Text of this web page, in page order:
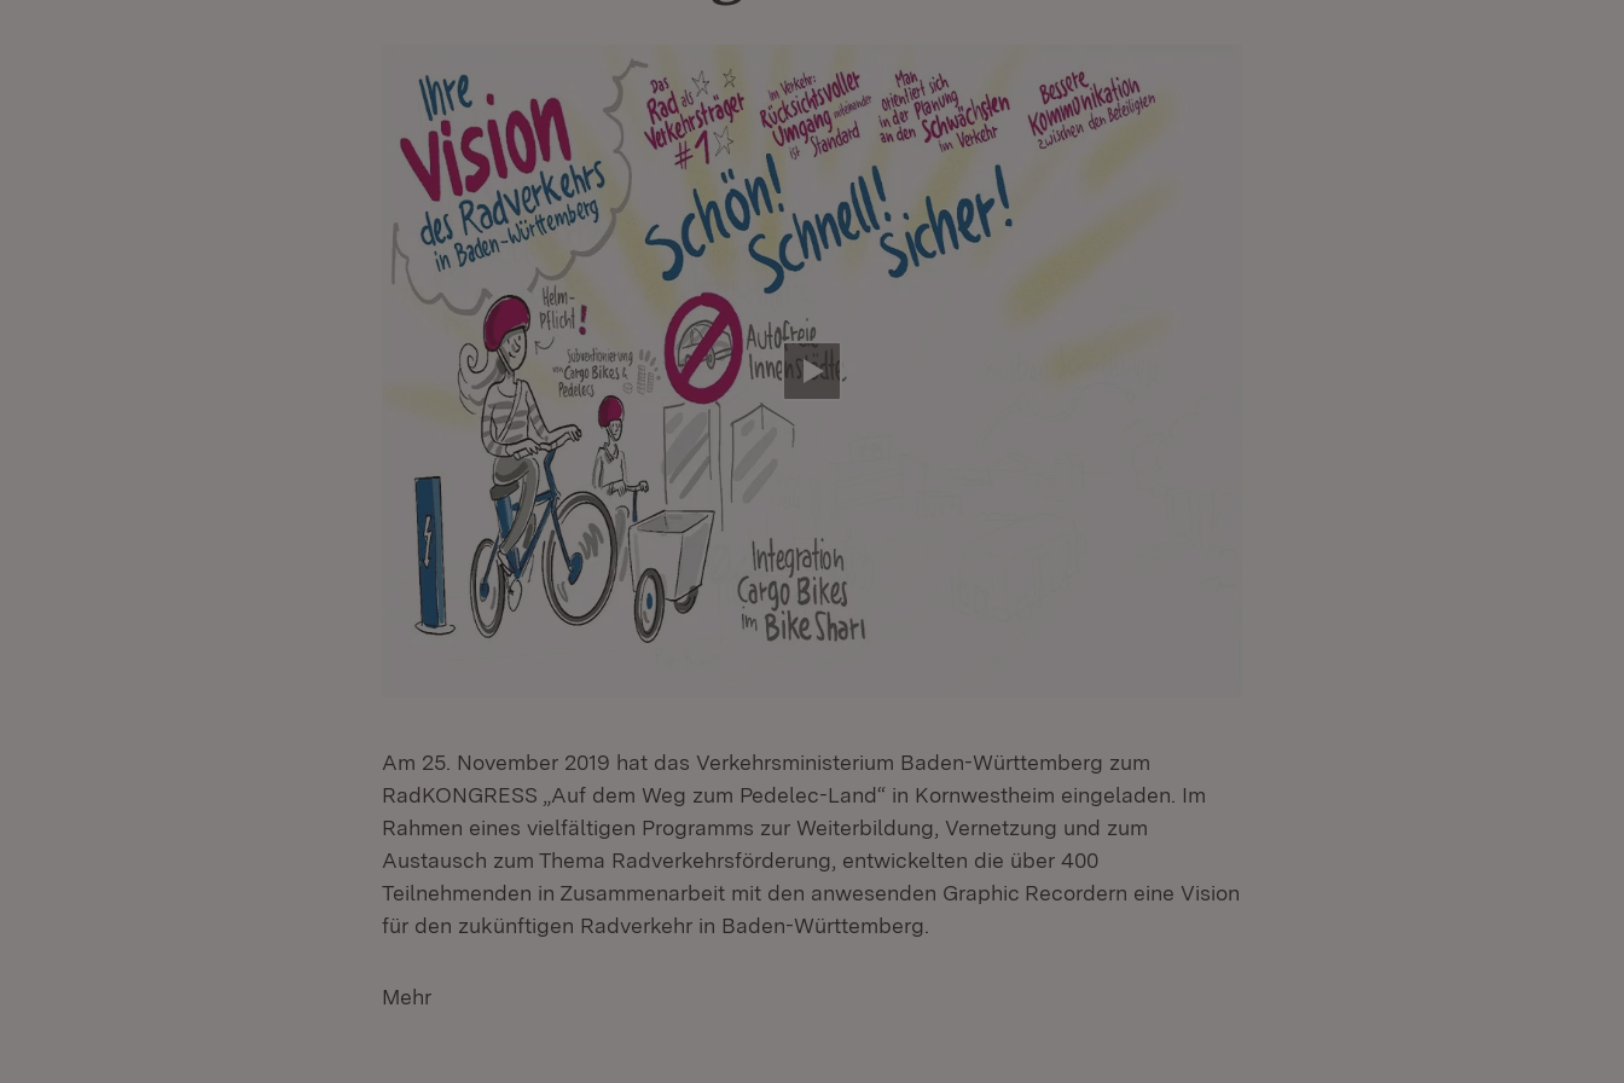
Video abspielen
Am 25. November 2019 hat das Verkehrsministerium Baden-Württemberg zum
RadKONGRESS „Auf dem Weg zum Pedelec-Land“ in Kornwestheim eingeladen. Im
Rahmen eines vielfältigen Programms zur Weiterbildung, Vernetzung und zum
Austausch zum Thema Radverkehrsförderung, entwickelten die über 400
Teilnehmenden in Zusammenarbeit mit den anwesenden Graphic Recordern eine Vision
für den zukünftigen Radverkehr in Baden-Württemberg.
Mehr